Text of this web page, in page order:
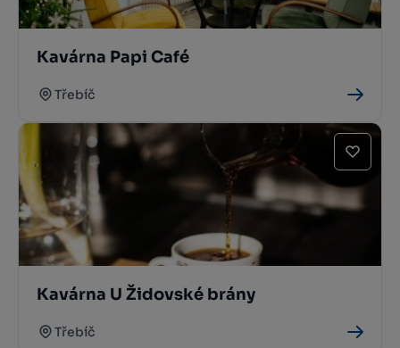
Kavárna Papi Café
Třebíč
Kavárna U Židovské brány
Třebíč